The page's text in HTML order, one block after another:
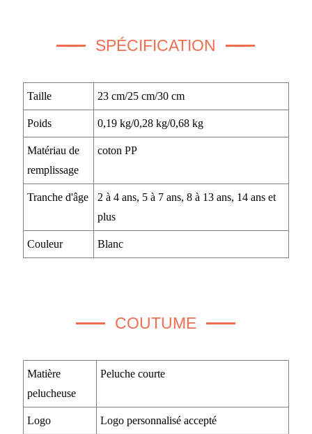
SPÉCIFICATION
Taille 23 cm/25 cm/30 cm
Poids 0,19 kg/0,28 kg/0,68 kg
Matériau de
remplissage
coton PP
Tranche d'âge
2 à 4 ans, 5 à 7 ans, 8 à 13 ans, 14 ans et
plus
Couleur Blanc
COUTUME
Matière
pelucheuse
Peluche courte
Logo Logo personnalisé accepté